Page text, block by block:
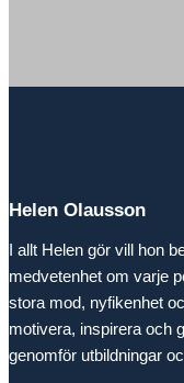
Helen Olausson
I allt Helen gör vill hon
medvetenhet om varje
stora mod, nyfikenhet
motivera, inspirera och
genomför utbildningar